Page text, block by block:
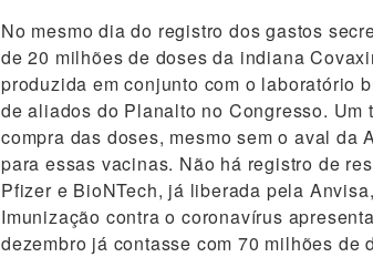
No mesmo dia do registro dos gastos
de 20 milhões de doses da indiana
produzida em conjunto com o laboratório
de aliados do Planalto no Congresso.
compra das doses, mesmo sem o aval
para essas vacinas. Não há registro de
Pfizer e BioNTech, já liberada pela
Imunização contra o coronavírus
dezembro já contasse com 70 milhões de